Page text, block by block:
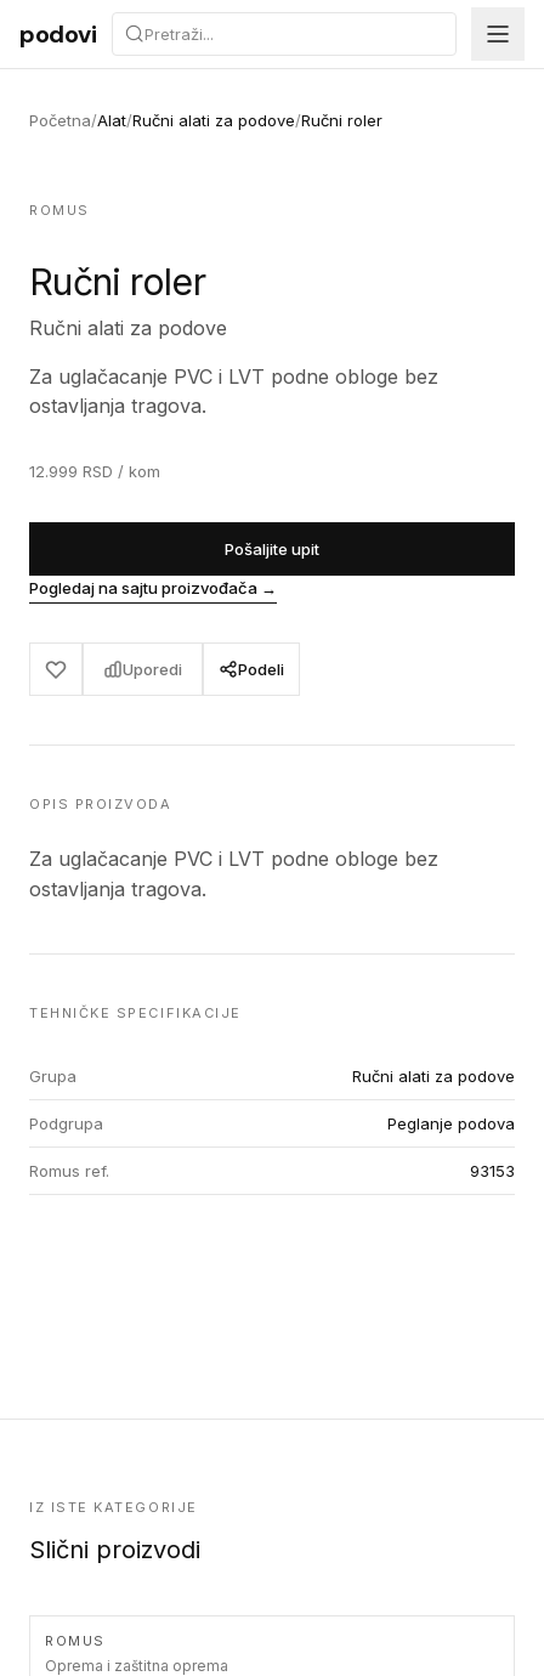
Preskoči na sadržaj
podovi
Početna/Alat/Ručni alati za podove/Ručni roler
ROMUS
Ručni roler
Ručni alati za podove
Za uglačacanje PVC i LVT podne obloge bez
ostavljanja tragova.
12.999 RSD / kom
Pošaljite upit
Pogledaj na sajtu proizvođača →
Uporedi Podeli
OPIS PROIZVODA
Za uglačacanje PVC i LVT podne obloge bez
ostavljanja tragova.
TEHNIČKE SPECIFIKACIJE
Grupa Ručni alati za podove
Podgrupa Peglanje podova
Romus ref. 93153
IZ ISTE KATEGORIJE
Slični proizvodi
ROMUS
Oprema i zaštitna oprema